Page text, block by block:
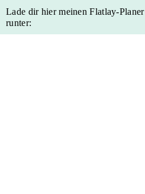
Skip
Skip
Skip
Skip
Lade dir hier meinen Flatlay-Planer
runter: